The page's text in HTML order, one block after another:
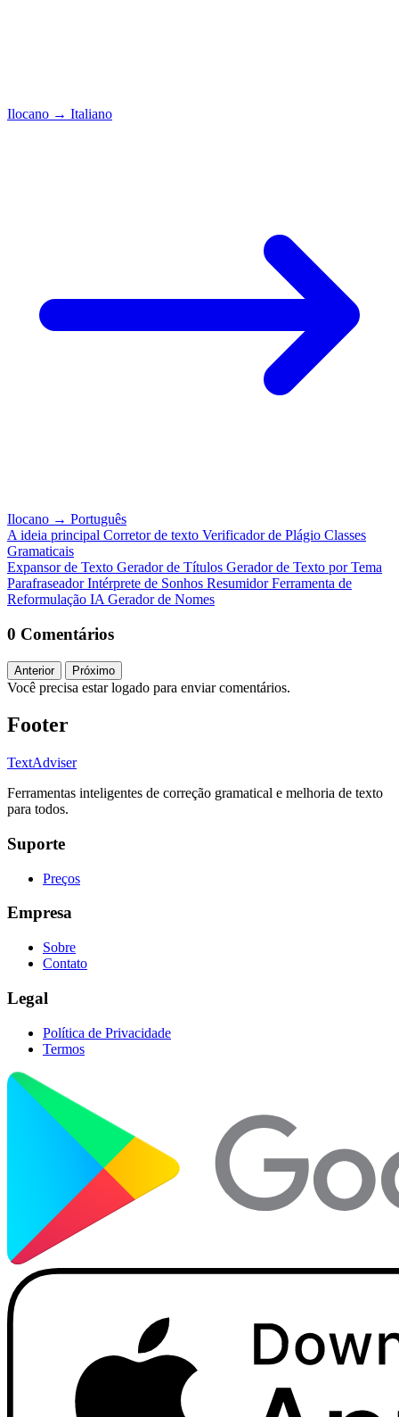
Ilocano → Italiano
Ilocano → Português
A ideia principal Corretor de texto Verificador de Plágio Classes
Gramaticais
Expansor de Texto Gerador de Títulos Gerador de Texto por Tema
ParafraseadorIntérprete de Sonhos ResumidorFerramenta de
Reformulação IA Gerador de Nomes
0 Comentários
Anterior Próximo
Você precisa estar logado para enviar comentários.
Footer
TextAdviser
Ferramentas inteligentes de correção gramatical e melhoria de texto
para todos.
Suporte
Preços
Empresa
Sobre
Contato
Legal
Política de Privacidade
Termos